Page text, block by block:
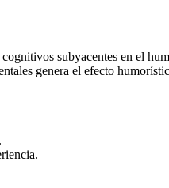
subyacentes en el
genera el efecto